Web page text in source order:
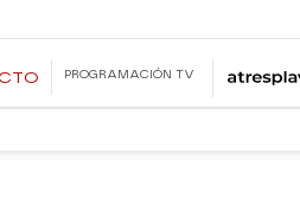
PROGRAMACIÓN TV